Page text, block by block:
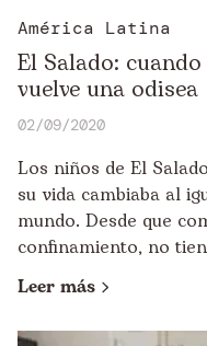
América Latina
El Salado:
vuelve una odisea
02/09/2020
Los niños de El
su vida cambiaba al
mundo. Desde que
confinamiento, no
Leer más